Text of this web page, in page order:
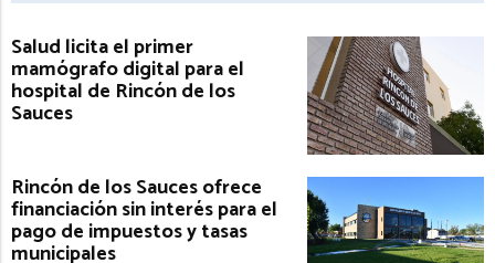
Salud licita el primer
mamógrafo digital para el
hospital de Rincón de los
Sauces
Rincón de los Sauces ofrece
financiación sin interés para el
pago de impuestos y tasas
municipales